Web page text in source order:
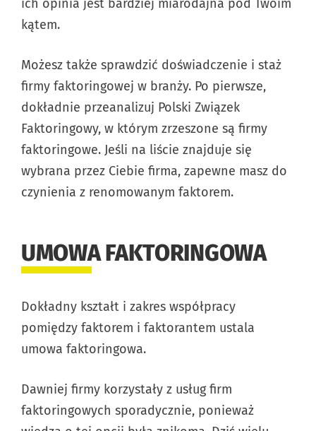
ich opinia jest bardziej miarodajna pod Twoim
kątem.
Możesz także sprawdzić doświadczenie i staż
firmy faktoringowej w branży. Po pierwsze,
dokładnie przeanalizuj Polski Związek
Faktoringowy, w którym zrzeszone są firmy
faktoringowe. Jeśli na liście znajduje się
wybrana przez Ciebie firma, zapewne masz do
czynienia z renomowanym faktorem.
UMOWA FAKTORINGOWA
Dokładny kształt i zakres współpracy
pomiędzy faktorem i faktorantem ustala
umowa faktoringowa.
Dawniej firmy korzystały z usług firm
faktoringowych sporadycznie, ponieważ